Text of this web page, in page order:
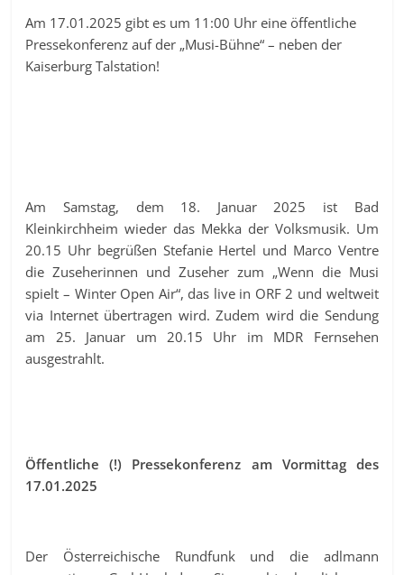
Am 17.01.2025 gibt es um 11:00 Uhr eine öffentliche
Pressekonferenz auf der „Musi-Bühne“ – neben der
Kaiserburg Talstation!
Am Samstag, dem 18. Januar 2025 ist Bad
Kleinkirchheim wieder das Mekka der Volksmusik. Um
20.15 Uhr begrüßen Stefanie Hertel und Marco Ventre
die Zuseherinnen und Zuseher zum „Wenn die Musi
spielt – Winter Open Air“, das live in ORF 2 und weltweit
via Internet übertragen wird. Zudem wird die Sendung
am 25. Januar um 20.15 Uhr im MDR Fernsehen
ausgestrahlt.
Öffentliche (!) Pressekonferenz am Vormittag des
17.01.2025
Der Österreichische Rundfunk und die adlmann